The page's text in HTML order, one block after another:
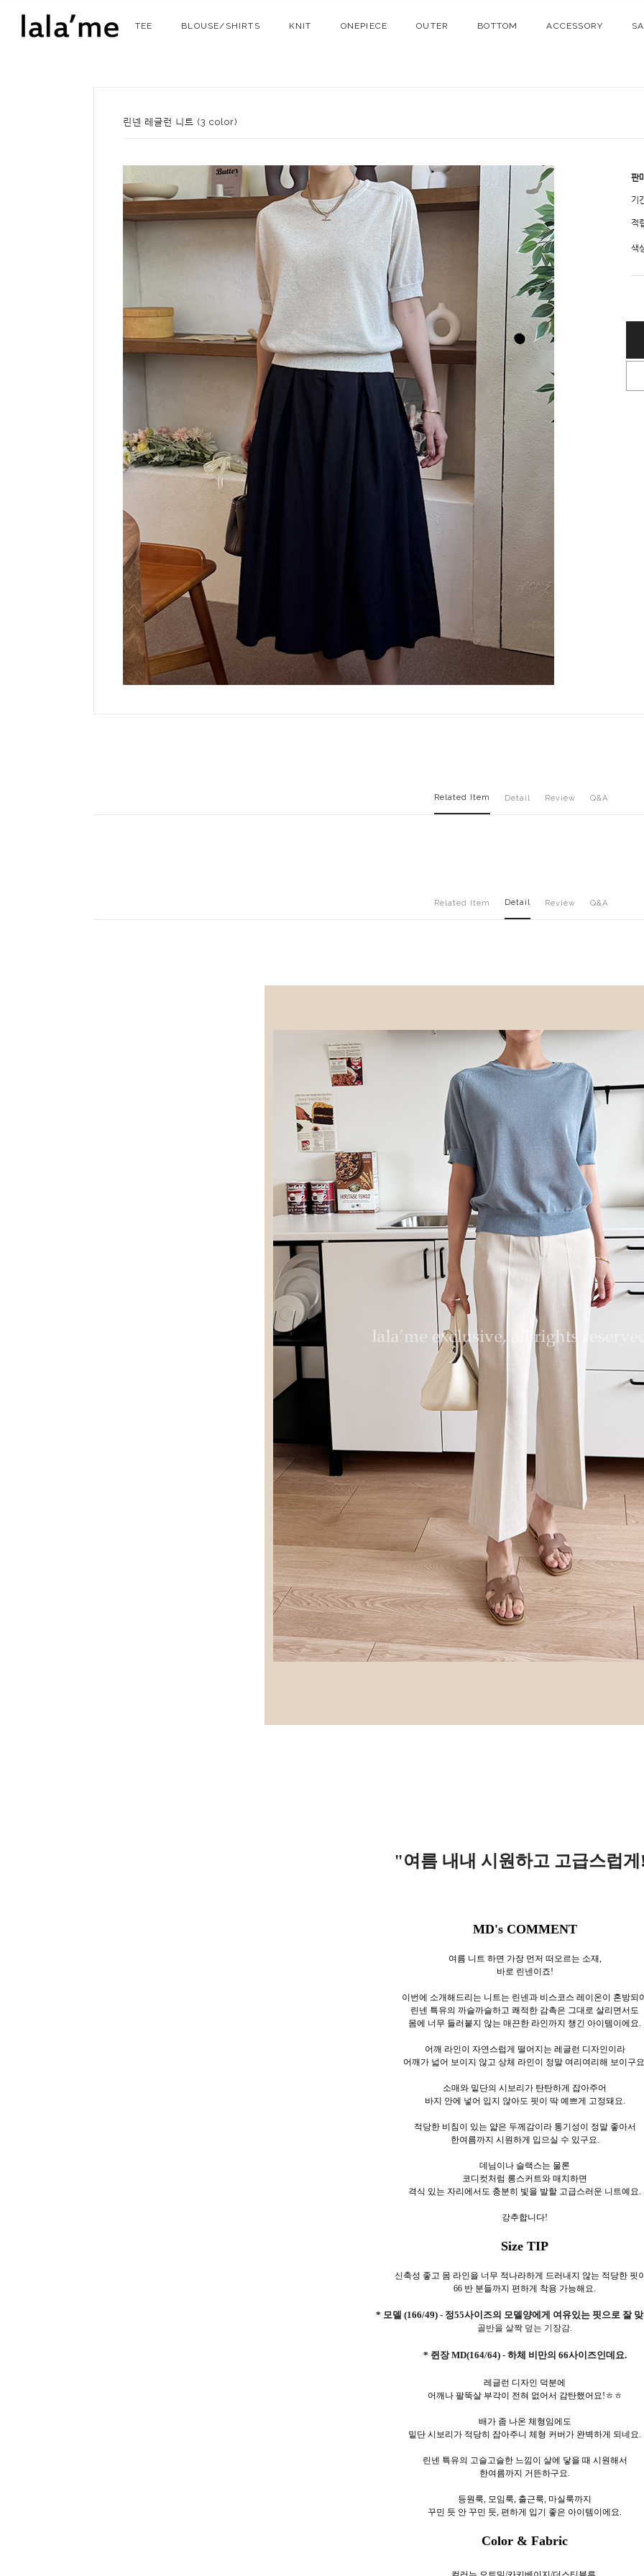
TEE BLOUSE/SHIRTS KNIT ONEPIECE OUTER BOTTOM ACCESSORY
린넨 레글런 니트 (3 color)
판
기
적
색
Related Item Detail Review Q&A
Related Item Detail Review Q&A
"여름 내내 시원하고 고급스럽
MD's COMMENT
여름 니트 하면 가장 먼저 떠오르는 소재,
바로 린넨이죠!
이번에 소개해드리는 니트는 린넨과 비스코스 레이온이 혼방되
린넨 특유의 까슬까슬하고 쾌적한 감촉은 그대로 살리면서도
몸에 너무 들러붙지 않는 매끈한 라인까지 챙긴 아이템이에요.
어깨 라인이 자연스럽게 떨어지는 레글런 디자인이라
어깨가 넓어 보이지 않고 상체 라인이 정말 여리여리해 보이구
소매와 밑단의 시보리가 탄탄하게 잡아주어
바지 안에 넣어 입지 않아도 핏이 딱 예쁘게 고정돼요.
적당한 비침이 있는 얇은 두께감이라 통기성이 정말 좋아서
한여름까지 시원하게 입으실 수 있구요.
데님이나 슬랙스는 물론
코디컷처럼 롱스커트와 매치하면
격식 있는 자리에서도 충분히 빛을 발할 고급스러운 니트예요.
강추합니다!
Size TIP
신축성 좋고 몸 라인을 너무 적나라하게 드러내지 않는 적당한 핏
66 반 분들까지 편하게 착용 가능해요.
* 모델 (166/49) - 정55사이즈의 모델양에게 여유있는 핏으로 잘
골반을 살짝 덮는 기장감.
* 쥔장 MD(164/64) - 하체 비만의 66사이즈인데요.
레글런 디자인 덕분에
어깨나 팔뚝살 부각이 전혀 없어서 감탄했어요!ㅎㅎ
배가 좀 나온 체형임에도
밑단 시보리가 적당히 잡아주니 체형 커버가 완벽하게 되네요.
린넨 특유의 고슬고슬한 느낌이 살에 닿을 때 시원해서
한여름까지 거뜬하구요.
등원룩, 모임룩, 출근룩, 마실룩까지
꾸민 듯 안 꾸민 듯, 편하게 입기 좋은 아이템이에요.
Color & Fabric